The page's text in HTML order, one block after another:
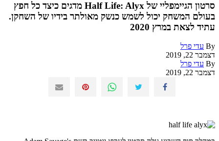
סרטון הגיימפליי של Half Life: Alyx מדגים כיצד כל חפץ
בעולם המשחק יכול לשמש כנשק מאולתר בידיו של השחקן.
עתיד לצאת במרץ 2020
By עדי פרל
דצמבר 22, 2019
By עדי פרל
דצמבר 22, 2019